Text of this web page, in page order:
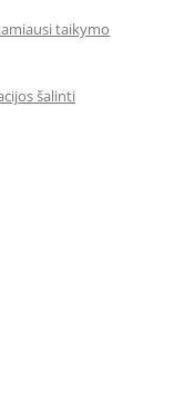
taikymo
šalinti